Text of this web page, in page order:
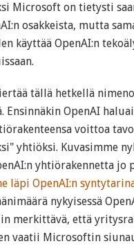
Microsoft on tietysti
osakkeista, mutta
käyttää OpenAI:n
tällä hetkellä
Ensinnäkin OpenAI
voittoa
yhtiöksi. Kuvasimme
yhtiörakennetta jo
läpi OpenAI:n
nykyisessä
merkittävä, että
vaatii Microsoftin